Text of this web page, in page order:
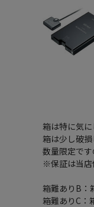
箱は特に気
箱は少し破
数量限定で
※保証は当店
箱難ありB：
箱難ありC：